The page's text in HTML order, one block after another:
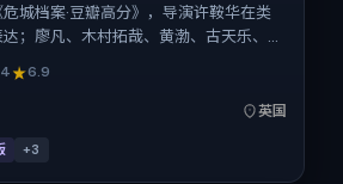
城档案·豆瓣高分》，导演许鞍华在类
；廖凡、木村拓哉、黄渤、古天乐、全
上映时间 2024年11月14日（公映登记
片100分钟，节奏张弛有度。
6.9
英国
+3